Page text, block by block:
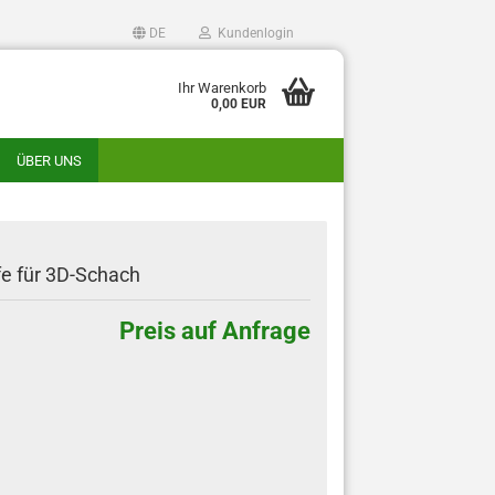
DE Kundenlogin
Ihr Warenkorb
0,00 EUR
ÜBER UNS
für 3D-Schach
Preis auf Anfrage